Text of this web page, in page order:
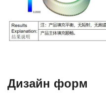
Дизайн форм